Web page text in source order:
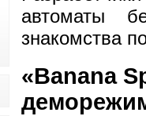
автоматы
знакомства
«Banana